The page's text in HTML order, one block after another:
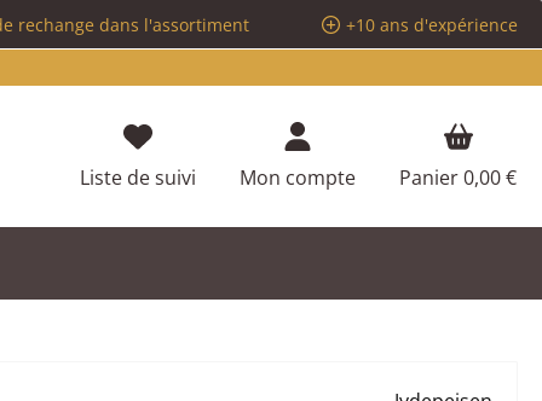
rechange dans l'assortiment
+10 ans d'expérience
Liste de suivi Vous avez 0 articles dans votre liste
Mon compte Panier0,00 €